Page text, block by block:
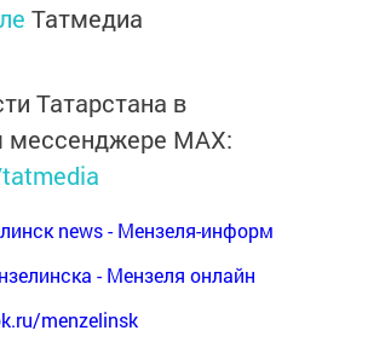
Татмедиа
Татарстана в
мессенджере MАХ:
news - Мензеля-информ
- Мензеля онлайн
menzelinsk